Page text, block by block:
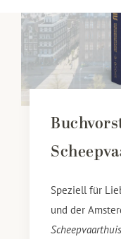
Speziell für
und der
Scheepvaarthuis